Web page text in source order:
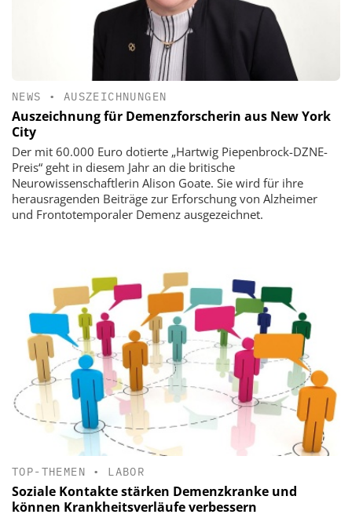
NEWS • AUSZEICHNUNGEN
Auszeichnung für Demenzforscherin aus New York
City
Der mit 60.000 Euro dotierte „Hartwig Piepenbrock-DZNE-
Preis“ geht in diesem Jahr an die britische
Neurowissenschaftlerin Alison Goate. Sie wird für ihre
herausragenden Beiträge zur Erforschung von Alzheimer
und Frontotemporaler Demenz ausgezeichnet.
TOP-THEMEN • LABOR
Soziale Kontakte stärken Demenzkranke und
können Krankheitsverläufe verbessern